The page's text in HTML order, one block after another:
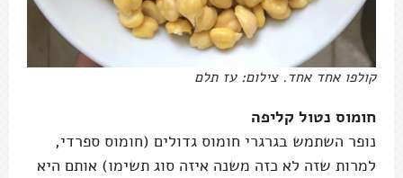
קולפו אחד אחד. צילום: עז תלם
חומוס נטול קליפה
נופר השתמש בגרגרי חומוס גדולים (חומוס ספרדי,
למרות שזה לא כזה משנה איזה סוג תשימו) אותם היא